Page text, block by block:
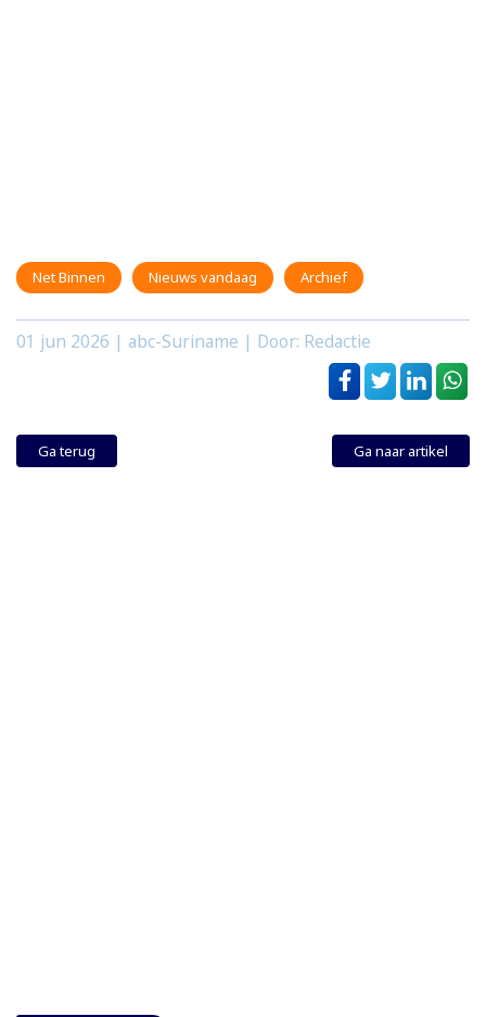
Net Binnen Nieuws vandaag Archief
01 jun 2026 | abc-Suriname | Door: Redactie
Ga terug Ga naar artikel